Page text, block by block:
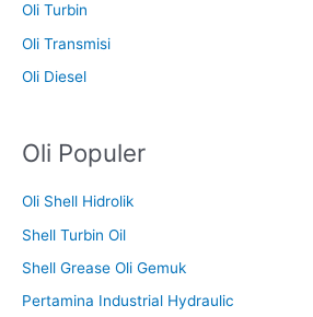
Oli Turbin
Oli Transmisi
Oli Diesel
Oli Populer
Oli Shell Hidrolik
Shell Turbin Oil
Shell Grease Oli Gemuk
Pertamina Industrial Hydraulic